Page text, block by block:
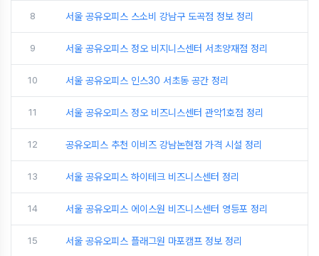
8 서울 공유오피스 스소비 강남구 도곡점 정보 정리
9 서울 공유오피스 정오 비지니스센터 서초양재점 정리
10 서울 공유오피스 인스30 서초동 공간 정리
11 서울 공유오피스 정오 비즈니스센터 관악1호점 정리
12 공유오피스 추천 이비즈 강남논현점 가격 시설 정리
13 서울 공유오피스 하이테크 비즈니스센터 정리
14 서울 공유오피스 에이스원 비즈니스센터 영등포 정리
15 서울 공유오피스 플래그원 마포캠프 정보 정리